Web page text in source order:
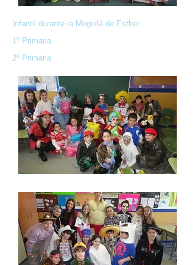
Infantil durante la Meguilá de Esther
1º Primaria
2º Primaria